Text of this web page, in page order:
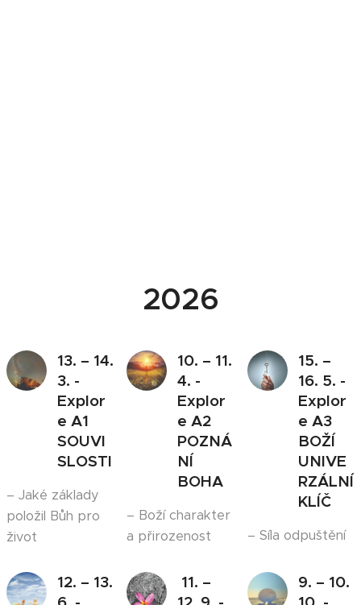
2026
13. – 14.
3. -
Explor
e A1
SOUVI
SLOSTI
– Jaké základy
položil Bůh pro
život
10. – 11.
4. -
Explor
e A2
POZNÁ
NÍ
BOHA
– Boží charakter
a přirozenost
15. –
16. 5. -
Explor
e A3
BOŽÍ
UNIVE
RZÁLNÍ
KLÍČ
– Síla odpuštění
12. – 13.
11. –
9. – 10.